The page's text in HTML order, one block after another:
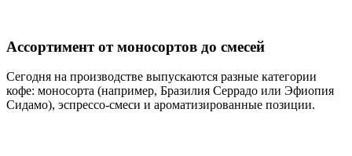
Ассортимент от моносортов до смесей
Сегодня на производстве выпускаются разные категории
кофе: моносорта (например, Бразилия Серрадо или Эфиопия
Сидамо), эспрессо-смеси и ароматизированные позиции.